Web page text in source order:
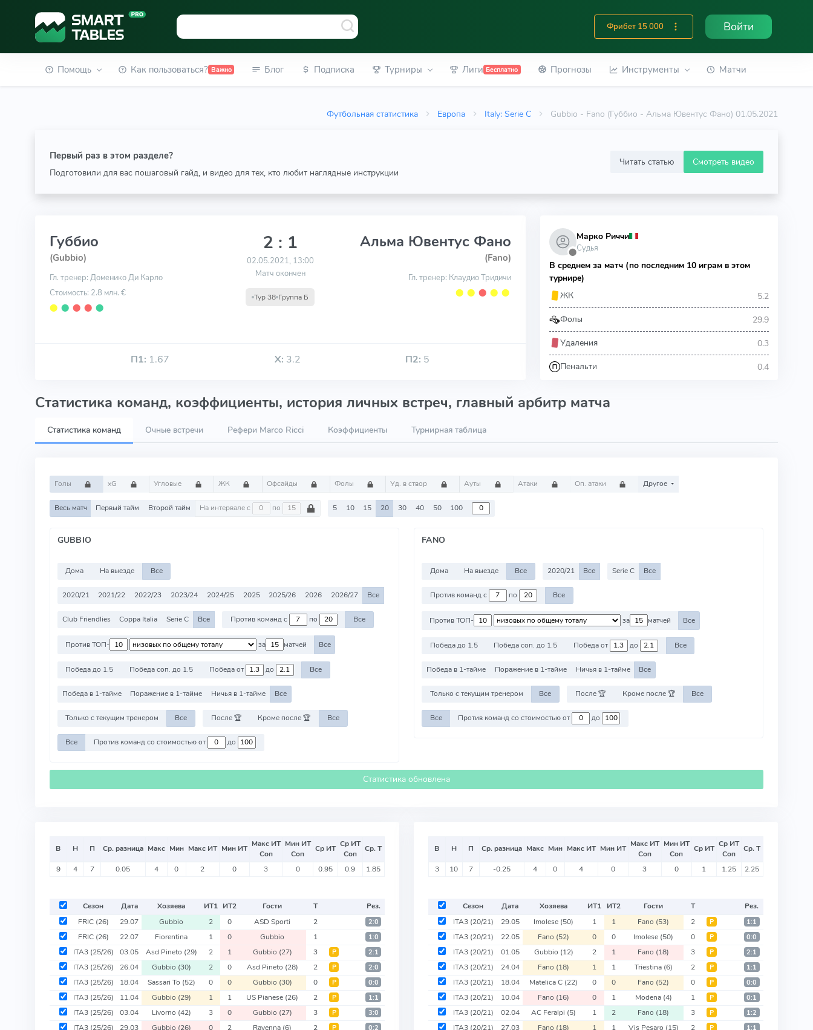
Фрибет 15 000 Войти
Помощь Как пользоваться? Важно Блог Подписка Турниры Лиги Бесплатно Прогнозы Инструменты Матчи
Футбольная статистика Европа Italy: Serie C Gubbio - Fano (Губбио - Альма Ювентус Фано) 01.05.2021
Первый раз в этом разделе?
Подготовили для вас пошаговый гайд, и видео для тех, кто любит наглядные инструкции
Читать статью Смотреть видео
Губбио
(Gubbio)
Гл. тренер: Доменико Ди Карло
Стоимость: 2.8 млн. €
⬤ ⬤ ⬤ ⬤ ⬤
2 : 1
02.05.2021, 13:00
Матч окончен
Тур 38 Группа Б
Альма Ювентус Фано
(Fano)
Гл. тренер: Клаудио Тридичи
⬤ ⬤ ⬤ ⬤ ⬤
П1: 1.67 Х: 3.2 П2: 5
⬤
Марко Риччи
Судья
В среднем за матч (по последним 10 играм в этом
турнире)
ЖК
5.2
Фолы 29.9
Удаления 0.3
Пенальти 0.4
Статистика команд, коэффициенты, история личных встреч, главный арбитр матча
Статистика команд Очные встречи Рефери Marco Ricci Коэффициенты Турнирная таблица
Голы xG Угловые ЖК Офсайды Фолы Уд. в створ Ауты Атаки Оп. атаки Другое
Весь матч Первый тайм Второй тайм На интервале с по 5 10 15 20 30 40 50 100
GUBBIO
Дома На выезде Все
2020/21 2021/22 2022/23 2023/24 2024/25 2025 2025/26 2026 2026/27 Все
Club Friendlies Coppa Italia Serie C Все Против команд с по Все
Против ТОП- за матчей Все
Победа до 1.5 Победа соп. до 1.5 Победа от до Все
Победа в 1-тайме Поражение в 1-тайме Ничья в 1-тайме Все
Только с текущим тренером Все После 🏆 Кроме после 🏆 Все
Все Против команд со стоимостью от до
FANO
Дома На выезде Все 2020/21 Все Serie C Все
Против команд с по Все
Против ТОП- за матчей Все
Победа до 1.5 Победа соп. до 1.5 Победа от до Все
Победа в 1-тайме Поражение в 1-тайме Ничья в 1-тайме Все
Только с текущим тренером Все После 🏆 Кроме после 🏆 Все
Все Против команд со стоимостью от до
Статистика обновлена
В Н П Ср. разница Макс Мин Макс ИТ Мин ИТ Макс ИТ
Соп
Мин ИТ
Соп
Ср ИТ Ср ИТ
Соп
Ср. Т
9 4 7 0.05 4 0 2 0 3 0 0.95 0.9 1.85
Сезон Дата Хозяева ИТ1 ИТ2 Гости Т
Рез.
FRIC (26) 29.07 Gubbio 2 0 ASD Sporti 2 2:0
FRIC (26) 22.07 Fiorentina 1 0 Gubbio 1 1:0
ITA3 (25/26) 03.05 Asd Pineto (29) 2 1 Gubbio (27) 3 Р 2:1
ITA3 (25/26) 26.04 Gubbio (30) 2 0 Asd Pineto (28) 2 Р 2:0
ITA3 (25/26) 18.04 Sassari To (52) 0 0 Gubbio (30) 0 Р 0:0
ITA3 (25/26) 11.04 Gubbio (29) 1 1 US Pianese (26) 2 Р 1:1
ITA3 (25/26) 03.04 Livorno (42) 3 0 Gubbio (27) 3 Р 3:0
ITA3 (25/26) 29.03 Gubbio (26) 0 2 Ravenna (6) 2 Р 0:2
В Н П Ср. разница Макс Мин Макс ИТ Мин ИТ Макс ИТ
Соп
Мин ИТ
Соп
Ср ИТ Ср ИТ
Соп
Ср. Т
3 10 7 -0.25 4 0 4 0 3 0 1 1.25 2.25
Сезон Дата Хозяева ИТ1 ИТ2 Гости Т
Рез.
ITA3 (20/21) 29.05 Imolese (50) 1 1 Fano (53) 2 Р 1:1
ITA3 (20/21) 22.05 Fano (52) 0 0 Imolese (50) 0 Р 0:0
ITA3 (20/21) 01.05 Gubbio (12) 2 1 Fano (18) 3 Р 2:1
ITA3 (20/21) 24.04 Fano (18) 1 1 Triestina (6) 2 Р 1:1
ITA3 (20/21) 18.04 Matelica C (22) 0 0 Fano (52) 0 Р 0:0
ITA3 (20/21) 10.04 Fano (16) 0 1 Modena (4) 1 Р 0:1
ITA3 (20/21) 02.04 AC Feralpi (5) 1 2 Fano (18) 3 Р 1:2
ITA3 (20/21) 27.03 Fano (18) 1 1 Vis Pesaro (15) 2 Р 1:1